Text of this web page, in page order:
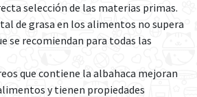
selección de las materias primas.
de grasa en los alimentos no supera
se recomiendan para todas las
que contiene la albahaca mejoran
y tienen propiedades